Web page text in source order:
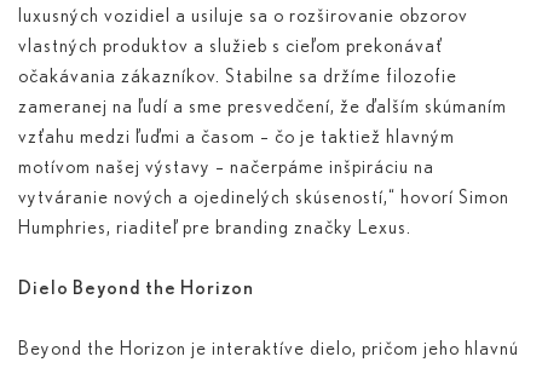
luxusných vozidiel a usiluje sa o rozširovanie obzorov
vlastných produktov a služieb s cieľom prekonávať
očakávania zákazníkov. Stabilne sa držíme filozofie
zameranej na ľudí a sme presvedčení, že ďalším skúmaním
vzťahu medzi ľuďmi a časom – čo je taktiež hlavným
motívom našej výstavy – načerpáme inšpiráciu na
vytváranie nových a ojedinelých skúseností,“ hovorí Simon
Humphries, riaditeľ pre branding značky Lexus.
Dielo Beyond the Horizon
Beyond the Horizon je interaktíve dielo, pričom jeho hlavnú